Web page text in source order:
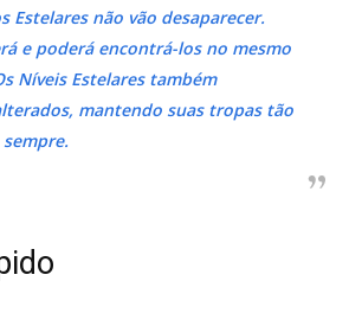
Estelares não vão desaparecer.
e poderá encontrá-los no mesmo
Níveis Estelares também
mantendo suas tropas tão